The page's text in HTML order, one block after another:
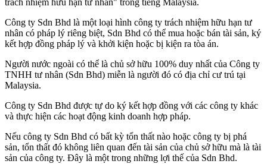
trách nhiệm hữu hạn tư nhân" trong tiếng Malaysia.
Công ty Sdn Bhd là một loại hình công ty trách nhiệm hữu hạn tư
nhân có pháp lý riêng biệt, Sdn Bhd có thể mua hoặc bán tài sản, ký
kết hợp đồng pháp lý và khởi kiện hoặc bị kiện ra tòa án.
Người nước ngoài có thể là chủ sở hữu 100% duy nhất của Công ty
TNHH tư nhân (Sdn Bhd) miễn là người đó có địa chỉ cư trú tại
Malaysia.
Công ty Sdn Bhd được tự do ký kết hợp đồng với các công ty khác
và thực hiện các hoạt động kinh doanh hợp pháp.
Nếu công ty Sdn Bhd có bất kỳ tổn thất nào hoặc công ty bị phá
sản, tổn thất đó không liên quan đến tài sản của chủ sở hữu mà là tài
sản của công ty. Đây là một trong những lợi thế của Sdn Bhd.